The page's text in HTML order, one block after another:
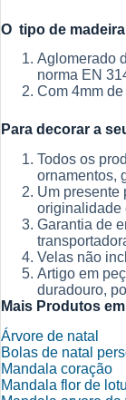
O tipo de
Aglomerado
norma EN
Com 4mm
Para decorar a
Todos os
ornamentos,
Um presente
originalidade
Garantia de
Velas não
Artigo em
duradouro,
Mais Produtos
Árvore de natal
Bolas de natal
Mandala coração
Mandala flor de